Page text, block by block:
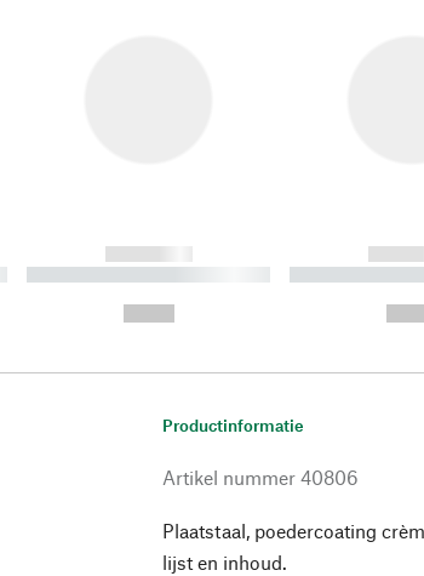
------------
----------- ----------- ----------
-----------
Productinformatie
Artikel nummer 40806
Plaatstaal, poedercoating
lijst en inhoud.